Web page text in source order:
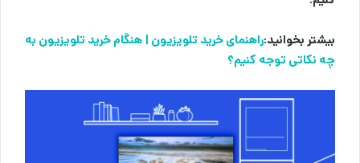
بیشتر بخوانید:راهنمای خرید تلویزیون | هنگام خرید تلویزیون به
چه نکاتی توجه کنیم؟